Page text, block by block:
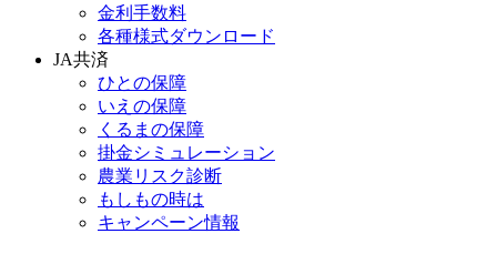
金利手数料
各種様式ダウンロード
JA共済
ひとの保障
いえの保障
くるまの保障
掛金シミュレーション
農業リスク診断
もしもの時は
キャンペーン情報